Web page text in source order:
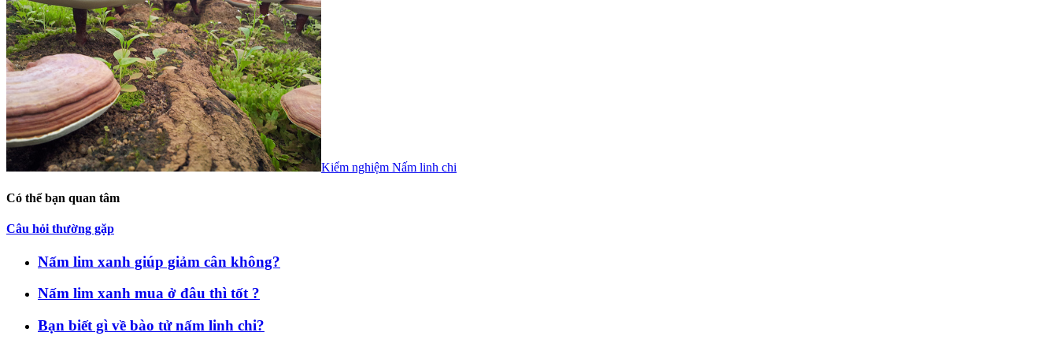
Kiểm nghiệm Nấm linh chi
Có thể bạn quan tâm
Câu hỏi thường gặp
Nấm lim xanh giúp giảm cân không?
Nấm lim xanh mua ở đâu thì tốt ?
Bạn biết gì về bào tử nấm linh chi?